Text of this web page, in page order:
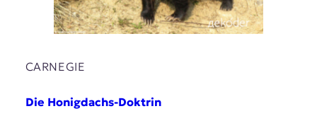
CARNEGIE
Die Honigdachs-Doktrin